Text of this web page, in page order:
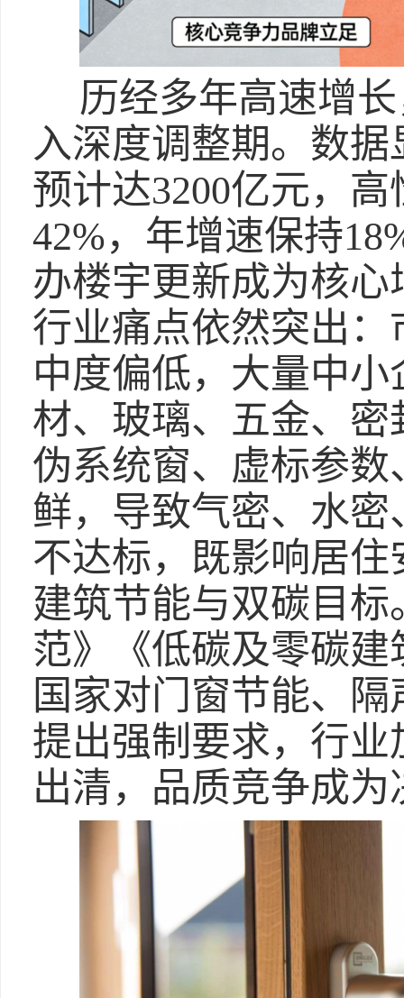
历经多年高速增
入深度调整期。数据
预计达3200亿元，
42%，年增速保持
办楼宇更新成为核
行业痛点依然突出
中度偏低，大量中
材、玻璃、五金、
伪系统窗、虚标参
鲜，导致气密、水
不达标，既影响居
建筑节能与双碳目
范》《低碳及零碳
国家对门窗节能、
提出强制要求，行
出清，品质竞争成